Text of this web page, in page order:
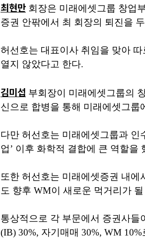
최현만 회장은 미래에셋그룹 창업
증권 안팎에서 최 회장의 퇴진을
허선호는 대표이사 취임을 맞아
열지 않았다고 한다.
김미섭 부회장이 미래에셋그룹의
신으로 합병을 통해 미래에셋그룹
다만 허선호는 미래에셋그룹과 인
업’ 이후 화학적 결합에 큰 역할을
또한 허선호는 미래에셋증권 내에
도 향후 WM이 새로운 먹거리가
통상적으로 각 부문에서 증권사들
(IB) 30%, 자기매매 30%, WM